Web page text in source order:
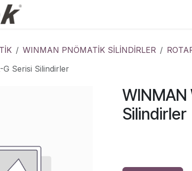
WINMAN PNÖMATİK SİLİNDİRLER
Serisi Silindirler
WINMAN
Silindirler